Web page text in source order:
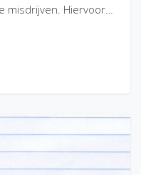
Hiervoor…